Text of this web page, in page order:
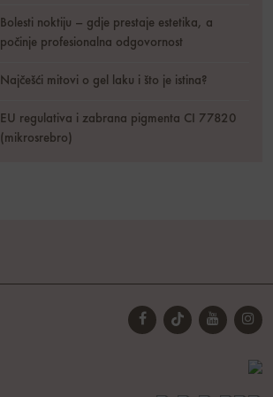
Bolesti noktiju – gdje prestaje estetika, a
počinje profesionalna odgovornost
Najčešći mitovi o gel laku i što je istina?
EU regulativa i zabrana pigmenta CI 77820
(mikrosrebro)